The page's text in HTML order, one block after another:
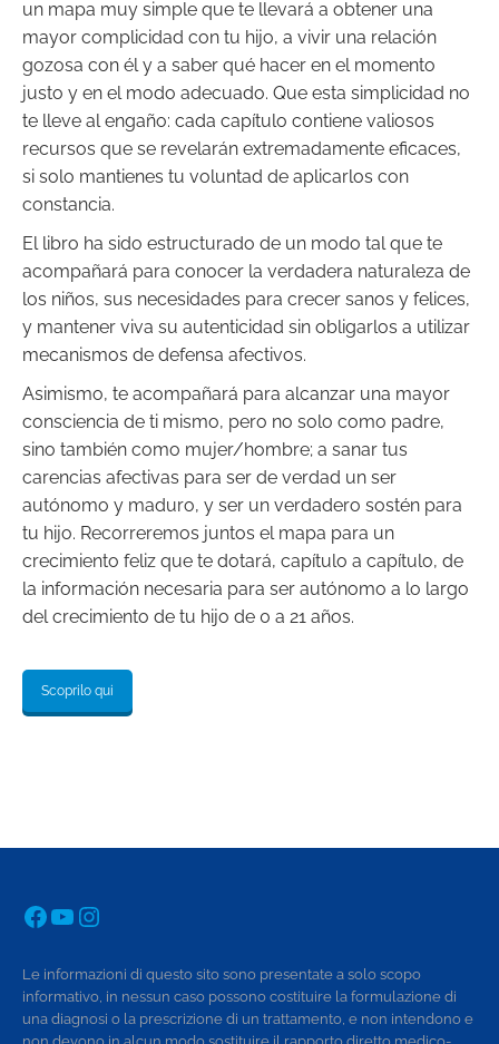
un mapa muy simple que te llevará a obtener una
mayor complicidad con tu hijo, a vivir una relación
gozosa con él y a saber qué hacer en el momento
justo y en el modo adecuado. Que esta simplicidad no
te lleve al engaño: cada capítulo contiene valiosos
recursos que se revelarán extremadamente eficaces,
si solo mantienes tu voluntad de aplicarlos con
constancia.
El libro ha sido estructurado de un modo tal que te
acompañará para conocer la verdadera naturaleza de
los niños, sus necesidades para crecer sanos y felices,
y mantener viva su autenticidad sin obligarlos a utilizar
mecanismos de defensa afectivos.
Asimismo, te acompañará para alcanzar una mayor
consciencia de ti mismo, pero no solo como padre,
sino también como mujer/hombre; a sanar tus
carencias afectivas para ser de verdad un ser
autónomo y maduro, y ser un verdadero sostén para
tu hijo. Recorreremos juntos el mapa para un
crecimiento feliz que te dotará, capítulo a capítulo, de
la información necesaria para ser autónomo a lo largo
del crecimiento de tu hijo de 0 a 21 años.
Scoprilo qui
Facebook
YouTube
Instagram
Le informazioni di questo sito sono presentate a solo scopo
informativo, in nessun caso possono costituire la formulazione di
una diagnosi o la prescrizione di un trattamento, e non intendono e